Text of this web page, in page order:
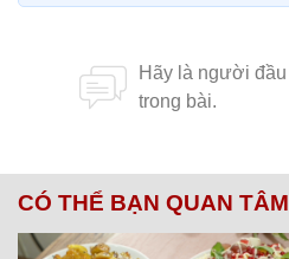
CÓ THỂ BẠN QUAN TÂM